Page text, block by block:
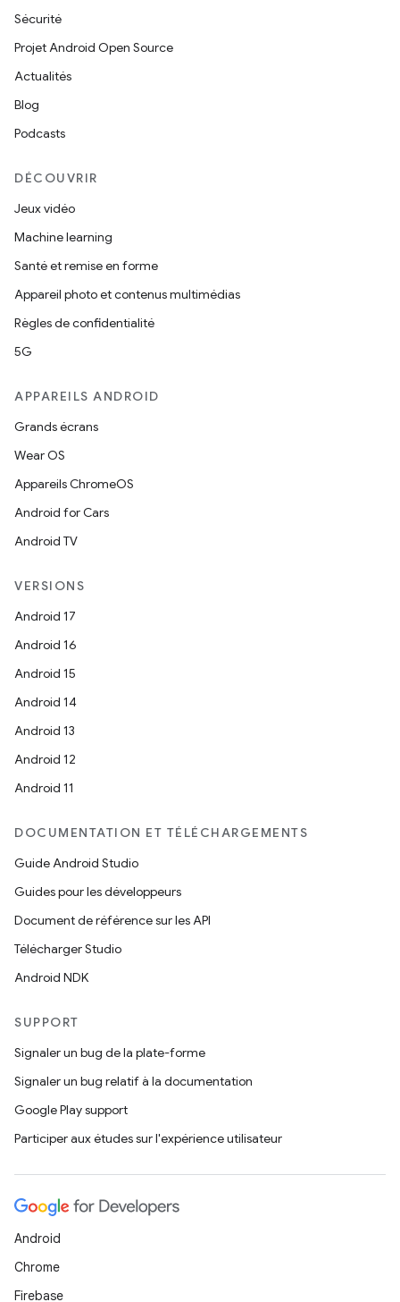
Sécurité
Projet Android Open Source
Actualités
Blog
Podcasts
DÉCOUVRIR
Jeux vidéo
Machine learning
Santé et remise en forme
Appareil photo et contenus multimédias
Règles de confidentialité
5G
APPAREILS ANDROID
Grands écrans
Wear OS
Appareils ChromeOS
Android for Cars
Android TV
VERSIONS
Android 17
Android 16
Android 15
Android 14
Android 13
Android 12
Android 11
DOCUMENTATION ET TÉLÉCHARGEMENTS
Guide Android Studio
Guides pour les développeurs
Document de référence sur les API
Télécharger Studio
Android NDK
SUPPORT
Signaler un bug de la plate-forme
Signaler un bug relatif à la documentation
Google Play support
Participer aux études sur l'expérience utilisateur
Android
Chrome
Firebase